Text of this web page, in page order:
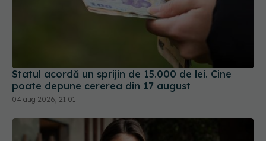
Statul acordă un sprijin de 15.000 de lei. Cine
poate depune cererea din 17 august
04 aug 2026, 21:01